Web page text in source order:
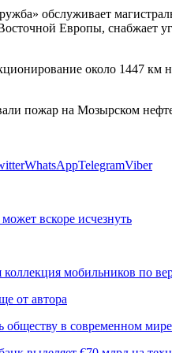
обслуживает
Европы, снабжает
около 1447
пожар на Мозырском
WhatsAppTelegramViber
вскоре исчезнуть
коллекция мобильников по
от автора
в современном мире